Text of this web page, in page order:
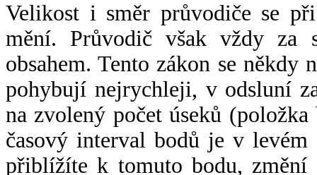
Velikost i směr průvodiče se
mění. Průvodič však vždy za
obsahem. Tento zákon se někdy
pohybují nejrychleji, v odsluní
na zvolený počet úseků
časový interval bodů je v
přiblížíte k tomuto bodu,